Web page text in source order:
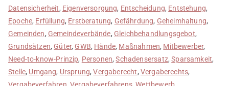
Datensicherheit, Eigenversorgung, Entscheidung, Entstehung,
Epoche, Erfüllung, Erstberatung, Gefährdung, Geheimhaltung,
Gemeinden, Gemeindeverbände, Gleichbehandlungsgebot,
Grundsätzen, Güter, GWB, Hände, Maßnahmen, Mitbewerber,
Need-to-know-Prinzip, Personen,Schadensersatz,Sparsamkeit,
Stelle, Umgang, Ursprung,Vergaberecht, Vergaberechts,
Vergabeverfahren,Vergabeverfahrens,Wettbewerb,